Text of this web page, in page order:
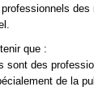
que :
sont des
de la